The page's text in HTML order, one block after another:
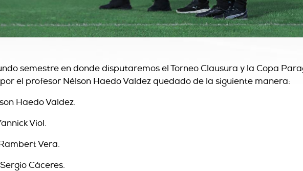
semestre en donde disputaremos el Torneo Clausura y la Copa
el profesor Nélson Haedo Valdez quedado de la siguiente manera:
Haedo Valdez.
Viol.
Vera.
Cáceres.